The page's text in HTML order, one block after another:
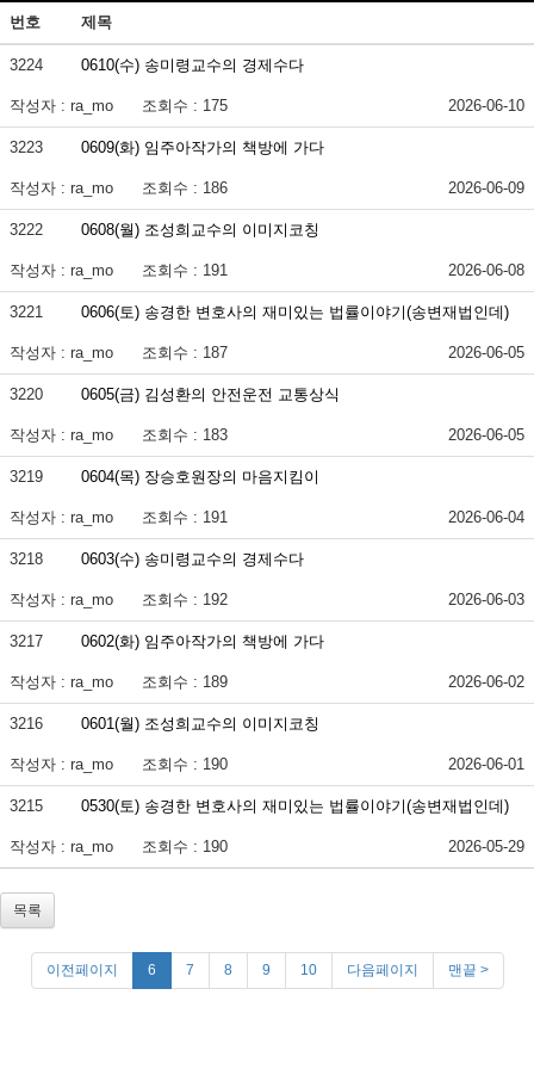
번호 제목
3224 0610(수) 송미령교수의 경제수다
작성자 : ra_mo 조회수 : 175 2026-06-10
3223 0609(화) 임주아작가의 책방에 가다
작성자 : ra_mo 조회수 : 186 2026-06-09
3222 0608(월) 조성희교수의 이미지코칭
작성자 : ra_mo 조회수 : 191 2026-06-08
3221 0606(토) 송경한 변호사의 재미있는 법률이야기(송변재법인데)
작성자 : ra_mo 조회수 : 187 2026-06-05
3220 0605(금) 김성환의 안전운전 교통상식
작성자 : ra_mo 조회수 : 183 2026-06-05
3219 0604(목) 장승호원장의 마음지킴이
작성자 : ra_mo 조회수 : 191 2026-06-04
3218 0603(수) 송미령교수의 경제수다
작성자 : ra_mo 조회수 : 192 2026-06-03
3217 0602(화) 임주아작가의 책방에 가다
작성자 : ra_mo 조회수 : 189 2026-06-02
3216 0601(월) 조성희교수의 이미지코칭
작성자 : ra_mo 조회수 : 190 2026-06-01
3215 0530(토) 송경한 변호사의 재미있는 법률이야기(송변재법인데)
작성자 : ra_mo 조회수 : 190 2026-05-29
목록
이전페이지 6 7 8 9 10 다음페이지 맨끝 >